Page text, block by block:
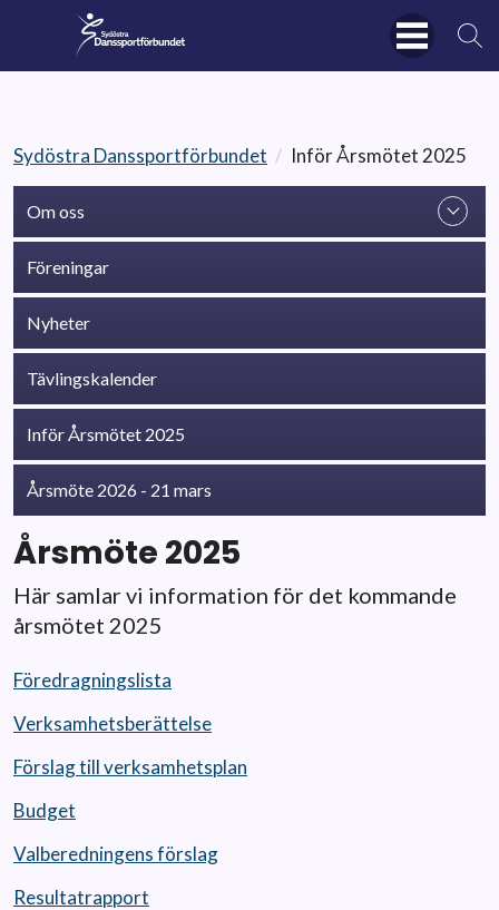
Sydöstra Danssportförbundet / Inför Årsmötet 2025
Om oss
Föreningar
Nyheter
Tävlingskalender
Inför Årsmötet 2025
Årsmöte 2026 - 21 mars
Årsmöte 2025
Här samlar vi information för det kommande
årsmötet 2025
Föredragningslista
Verksamhetsberättelse
Förslag till verksamhetsplan
Budget
Valberedningens förslag
Resultatrapport